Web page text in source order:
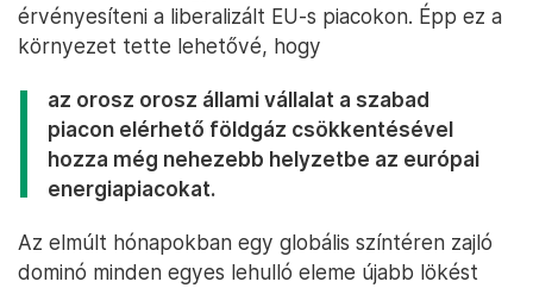
érvényesíteni a liberalizált EU-s piacokon. Épp ez a
környezet tette lehetővé, hogy
az orosz orosz állami vállalat a szabad
piacon elérhető földgáz csökkentésével
hozza még nehezebb helyzetbe az európai
energiapiacokat.
Az elmúlt hónapokban egy globális színtéren zajló
dominó minden egyes lehulló eleme újabb lökést